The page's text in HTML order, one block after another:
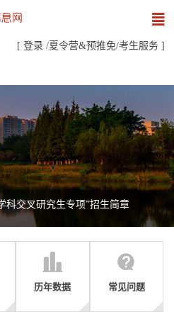
[ 登录 /夏令营&预推免/考生服务 ]
科交叉研究生专项”招生简章
历年数据 常见问题